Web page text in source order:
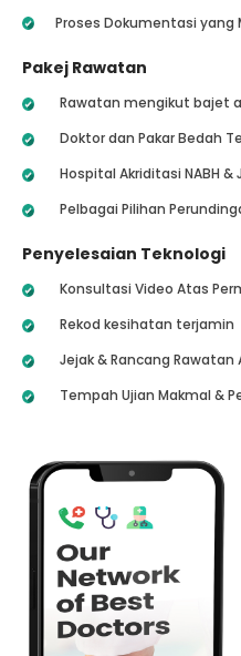
Proses Dokumentasi yang
Pakej Rawatan
Rawatan mengikut bajet
Doktor dan Pakar Bedah
Hospital Akriditasi NABH &
Pelbagai Pilihan
Penyelesaian Teknologi
Konsultasi Video Atas
Rekod kesihatan terjamin
Jejak & Rancang Rawatan
Tempah Ujian Makmal &